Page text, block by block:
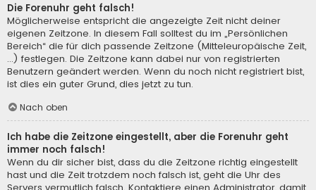
Die Forenuhr geht falsch!
Möglicherweise entspricht die angezeigte Zeit nicht deiner
eigenen Zeitzone. In diesem Fall solltest du im „Persönlichen
Bereich“ die für dich passende Zeitzone (Mitteleuropäische Zeit,
...) festlegen. Die Zeitzone kann dabei nur von registrierten
Benutzern geändert werden. Wenn du noch nicht registriert bist,
ist dies ein guter Grund, dies jetzt zu tun.
Nach oben
Ich habe die Zeitzone eingestellt, aber die Forenuhr geht
immer noch falsch!
Wenn du dir sicher bist, dass du die Zeitzone richtig eingestellt
hast und die Zeit trotzdem noch falsch ist, geht die Uhr des